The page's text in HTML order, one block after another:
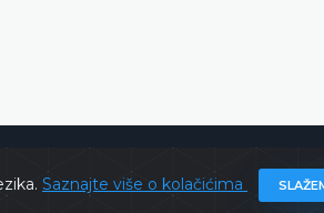
Saznajte više o kolačićima
@ 2026Ustavni sud BiHSva prava